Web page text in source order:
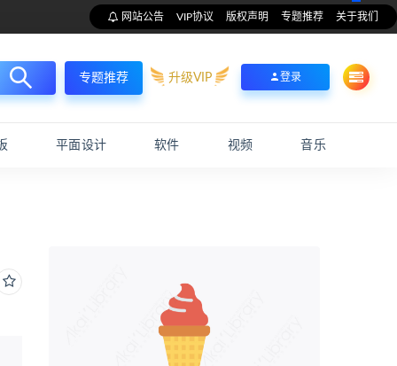
网站公告 VIP协议 版权声明 专题推荐 关于我们
专题推荐 升级VIP 登录
平面设计 软件 视频 音乐